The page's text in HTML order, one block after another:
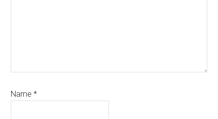
Name*